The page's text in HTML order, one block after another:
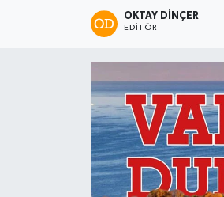
OKTAY DİNÇER
EDITÖR